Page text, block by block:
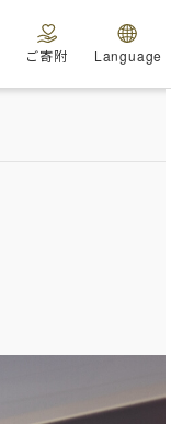
ご寄附 Language